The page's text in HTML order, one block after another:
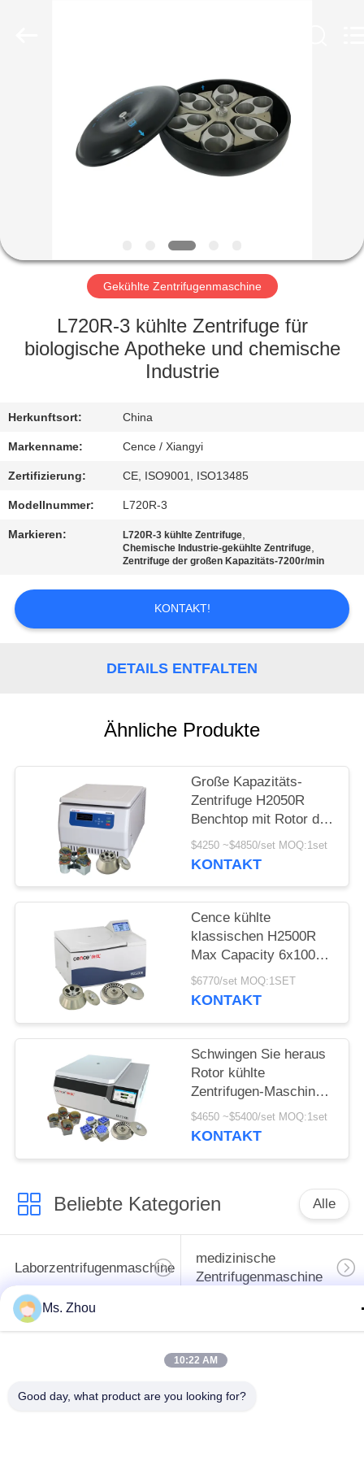
PRODUKTE
UNS
WERKSBESICHTIGUNG
QUALITÄTSKONTROLLE
MIT
UNS
NEUIGKEITEN
RECHTSSACHEN
VR
Gekühlte Zentrifugenmaschine
L720R-3 kühlte Zentrifuge für
biologische Apotheke und chemische
Industrie
Herkunftsort: China
Markenname: Cence / Xiangyi
Zertifizierung: CE, ISO9001, ISO13485
Modellnummer: L720R-3
Markieren: L720R-3 kühlte Zentrifuge,
Chemische Industrie-gekühlte Zentrifuge,
Zentrifuge der großen Kapazitäts-7200r/min
KONTAKT!
DETAILS ENTFALTEN
Ähnliche Produkte
Große Kapazitäts-
Zentrifuge H2050R
Benchtop mit Rotor des
Schwingen-4*750ml
$4250 ~$4850/set MOQ:1set
KONTAKT
Cence kühlte
klassischen H2500R
Max Capacity 6x100ml
Winkel-Rotor der
Zentrifugen-
$6770/set MOQ:1SET
KONTAKT
Schwingen Sie heraus
Rotor kühlte
Zentrifugen-Maschine
CHT210R 4*750ml
$4650 ~$5400/set MOQ:1set
KONTAKT
Beliebte Kategorien Alle
Laborzentrifugenmaschine
medizinische
Zentrifugenmaschine
PRP PRF-Zentrifuge
Bluttrennungszentrifuge Blutbank-Zentrifuge
Ms. Zhou
10:22 AM
Good day, what product are you looking for?